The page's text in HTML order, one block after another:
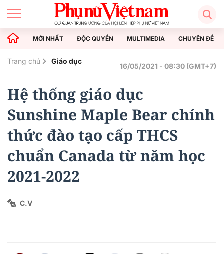
MỚI NHẤT ĐỘC QUYỀN MULTIMEDIA CHUYÊN ĐỀ
Trang chủ Giáo dục
16/05/2021 - 08:30 (GMT+7)
Hệ thống giáo dục
Sunshine Maple Bear chính
thức đào tạo cấp THCS
chuẩn Canada từ năm học
2021-2022
C.V